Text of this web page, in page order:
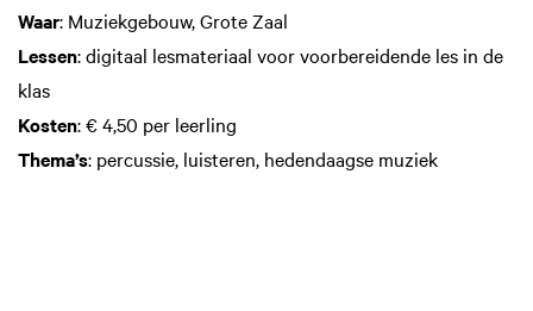
Waar: Muziekgebouw, Grote Zaal
Lessen: digitaal lesmateriaal voor voorbereidende les in de
klas
Kosten: € 4,50 per leerling
Thema’s: percussie, luisteren, hedendaagse muziek